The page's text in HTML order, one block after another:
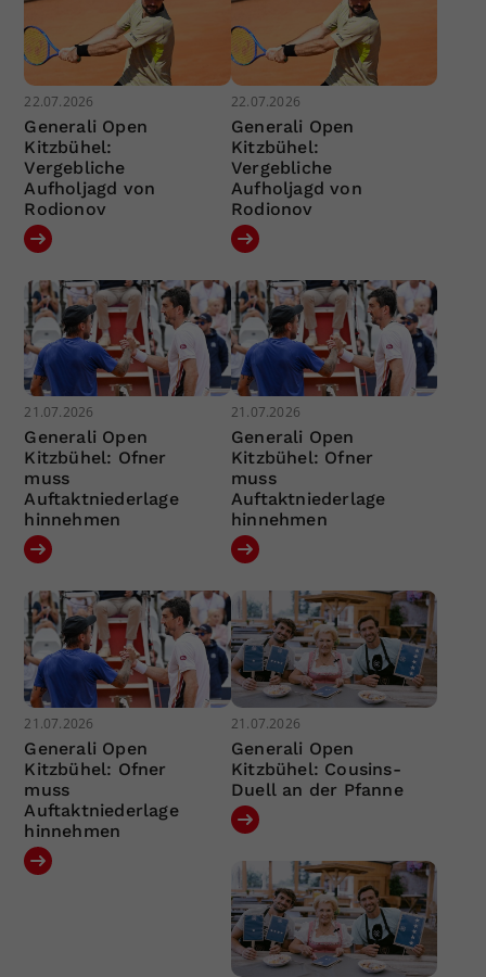
22.07.2026
Generali Open
Kitzbühel:
Vergebliche
Aufholjagd von
Rodionov
22.07.2026
Generali Open
Kitzbühel:
Vergebliche
Aufholjagd von
Rodionov
21.07.2026
Generali Open
Kitzbühel: Ofner
muss
Auftaktniederlage
hinnehmen
21.07.2026
Generali Open
Kitzbühel: Ofner
muss
Auftaktniederlage
hinnehmen
21.07.2026
Generali Open
Kitzbühel: Ofner
muss
Auftaktniederlage
hinnehmen
21.07.2026
Generali Open
Kitzbühel: Cousins-
Duell an der Pfanne